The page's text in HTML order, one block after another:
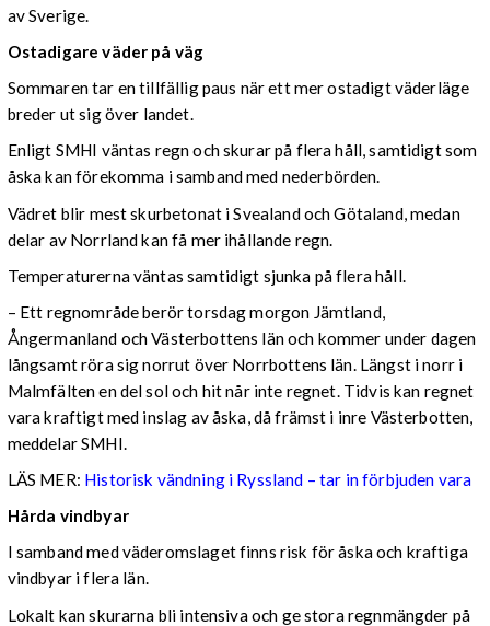
av Sverige.
Ostadigare väder på väg
Sommaren tar en tillfällig paus när ett mer ostadigt väderläge
breder ut sig över landet.
Enligt SMHI väntas regn och skurar på flera håll, samtidigt som
åska kan förekomma i samband med nederbörden.
Vädret blir mest skurbetonat i Svealand och Götaland, medan
delar av Norrland kan få mer ihållande regn.
Temperaturerna väntas samtidigt sjunka på flera håll.
– Ett regnområde berör torsdag morgon Jämtland,
Ångermanland och Västerbottens län och kommer under dagen
långsamt röra sig norrut över Norrbottens län. Längst i norr i
Malmfälten en del sol och hit når inte regnet. Tidvis kan regnet
vara kraftigt med inslag av åska, då främst i inre Västerbotten,
meddelar SMHI.
LÄS MER: Historisk vändning i Ryssland – tar in förbjuden vara
Hårda vindbyar
I samband med väderomslaget finns risk för åska och kraftiga
vindbyar i flera län.
Lokalt kan skurarna bli intensiva och ge stora regnmängder på